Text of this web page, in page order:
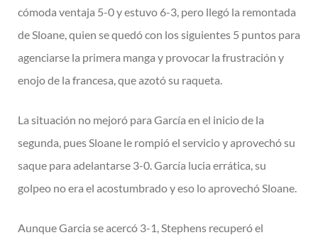
cómoda ventaja 5-0 y estuvo 6-3, pero llegó la remontada
de Sloane, quien se quedó con los siguientes 5 puntos para
agenciarse la primera manga y provocar la frustración y
enojo de la francesa, que azotó su raqueta.
La situación no mejoró para García en el inicio de la
segunda, pues Sloane le rompió el servicio y aprovechó su
saque para adelantarse 3-0. García lucia errática, su
golpeo no era el acostumbrado y eso lo aprovechó Sloane.
Aunque Garcia se acercó 3-1, Stephens recuperó el